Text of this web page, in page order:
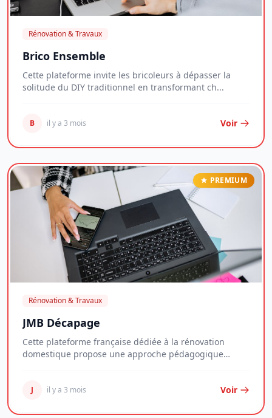
Rénovation & Travaux
Brico Ensemble
Cette plateforme invite les bricoleurs à dépasser la
solitude du DIY traditionnel en transformant ch...
B il y a 3 mois Voir
PREMIUM
Rénovation & Travaux
JMB Décapage
Cette plateforme française dédiée à la rénovation
domestique propose une approche pédagogique
J il y a 3 mois Voir